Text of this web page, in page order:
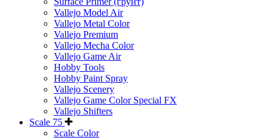
Vallejo Model Air
Vallejo Metal Color
Vallejo Premium
Vallejo Mecha Color
Vallejo Game Air
Hobby Tools
Hobby Paint Spray
Vallejo Scenery
Vallejo Game Color Special FX
Vallejo Shifters
Scale 75
Scale Color